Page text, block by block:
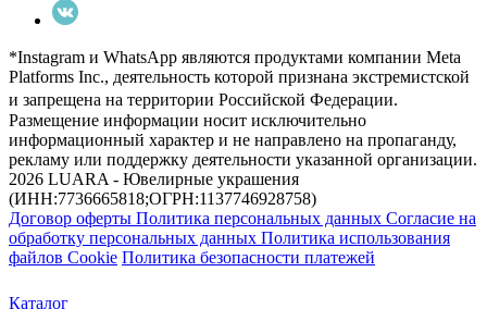
*Instagram и WhatsApp являются продуктами компании Meta
Platforms Inc., деятельность которой признана экстремистской
и запрещена на территории Российской Федерации.
Размещение информации носит исключительно
информационный характер и не направлено на пропаганду,
рекламу или поддержку деятельности указанной организации.
2026 LUARA - Ювелирные украшения
(ИНН:7736665818;ОГРН:1137746928758)
Договор оферты Политика персональных данных Согласие на
обработку персональных данных Политика использования
файлов Cookie Политика безопасности платежей
Каталог